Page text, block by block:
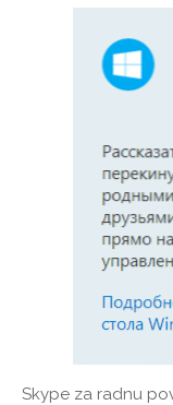
Skype za radnu